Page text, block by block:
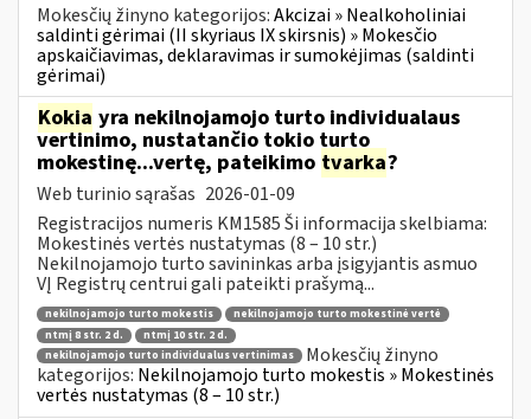
Mokesčių žinyno kategorijos:Akcizai » Nealkoholiniai
saldinti gėrimai (II skyriaus IX skirsnis) » Mokesčio
apskaičiavimas, deklaravimas ir sumokėjimas (saldinti
gėrimai)
Kokia yra nekilnojamojo turto individualaus
vertinimo, nustatančio tokio turto
mokestinę...vertę, pateikimo tvarka?
Web turinio sąrašas 2026-01-09
Registracijos numeris KM1585 Ši informacija skelbiama:
Mokestinės vertės nustatymas (8 – 10 str.)
Nekilnojamojo turto savininkas arba įsigyjantis asmuo
VĮ Registrų centrui gali pateikti prašymą...
nekilnojamojo turto mokestis
nekilnojamojo turto mokestinė vertė
ntmį 8 str. 2 d.
ntmį 10 str. 2 d.
nekilnojamojo turto individualus vertinimas
Mokesčių žinyno
kategorijos: Nekilnojamojo turto mokestis » Mokestinės
vertės nustatymas (8 – 10 str.)